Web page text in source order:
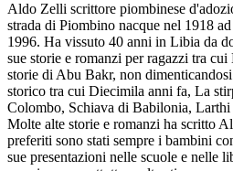
Aldo Zelli scrittore piombinese
strada di Piombino nacque nel 1918
1996. Ha vissuto 40 anni in Libia da
sue storie e romanzi per ragazzi tra
storie di Abu Bakr, non
storico tra cui Diecimila anni fa, La
Colombo, Schiava di Babilonia, Larthi
Molte alte storie e romanzi ha scritto
preferiti sono stati sempre i bambini
sue presentazioni nelle scuole e nelle